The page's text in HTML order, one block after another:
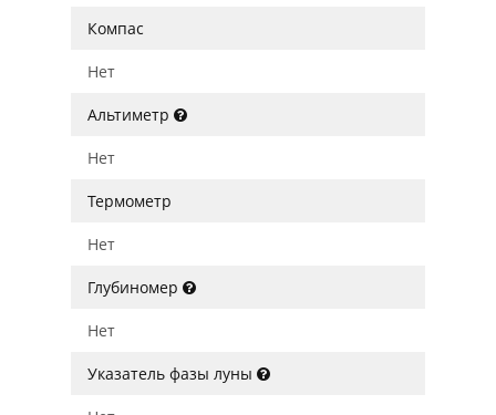
Компас
Нет
Альтиметр
Нет
Термометр
Нет
Глубиномер
Нет
Указатель фазы луны